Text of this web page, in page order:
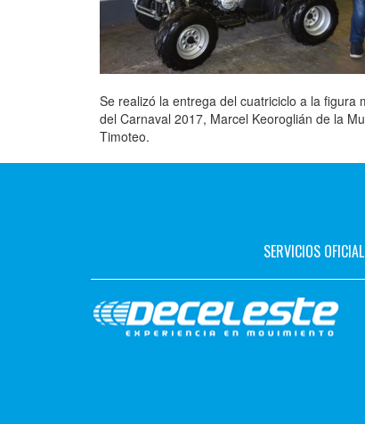
Se realizó la entrega del cuatriciclo a la figura
del Carnaval 2017, Marcel Keoroglián de la
Timoteo.
SERVICIOS